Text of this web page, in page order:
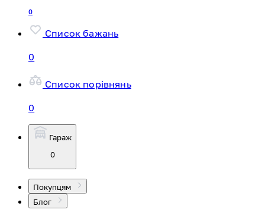
0
Список бажань
0
Список порівнянь
0
Гараж
0
Покупцям
Блог